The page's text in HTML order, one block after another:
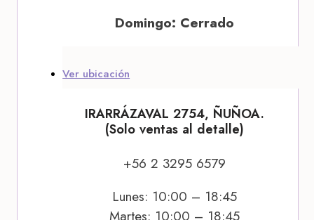
Domingo: Cerrado
Ver ubicación
IRARRÁZAVAL 2754, ÑUÑOA.
(Solo ventas al detalle)
+56 2 3295 6579
Lunes: 10:00 – 18:45
Martes: 10:00 – 18:45